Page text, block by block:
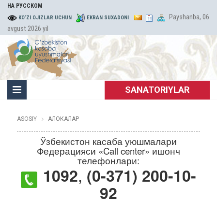
НА РУССКОМ
KO‘ZI OJIZLAR UCHUN EKRAN SUXADONI
Payshanba, 06
avgust 2026 yil
SANATORIYLAR
ASOSIY АЛОКАЛАР
Ўзбекистон касаба уюшмалари
Федерацияси «Call center» ишонч
телефонлари:
1092, (0-371) 200-10-
92